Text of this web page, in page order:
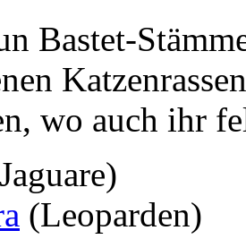
Bastet-
wo auch ihr
(Leoparden)